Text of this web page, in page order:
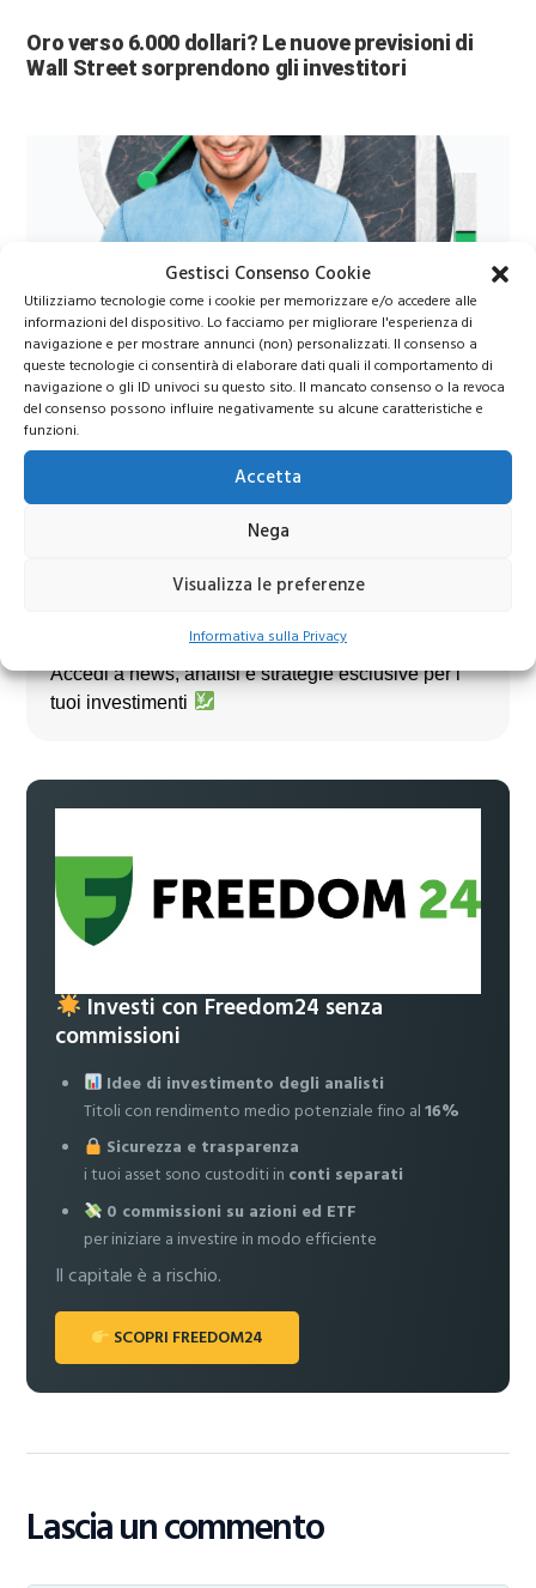
Gestisci Consenso Cookie
Utilizziamo tecnologie come i cookie per memorizzare e/o accedere alle
informazioni del dispositivo. Lo facciamo per migliorare l'esperienza di
navigazione e per mostrare annunci (non) personalizzati. Il consenso a
queste tecnologie ci consentirà di elaborare dati quali il comportamento di
navigazione o gli ID univoci su questo sito. Il mancato consenso o la revoca
del consenso possono influire negativamente su alcune caratteristiche e
funzioni.
Accetta
Nega
Visualizza le preferenze
Informativa sulla Privacy
Oro verso 6.000 dollari? Le nuove previsioni di
Wall Street sorprendono gli investitori
Azioni Bance Europee
Azioni banche europee da mettere nel mirino nei
prossimi mesi
Unisciti al nostro canale Telegram!
Accedi a news, analisi e strategie esclusive per i
tuoi investimenti
Investi con Freedom24 senza
commissioni
Idee di investimento degli analisti
Titoli con rendimento medio potenziale fino al16%
Sicurezza e trasparenza
i tuoi asset sono custoditi in conti separati
0 commissioni su azioni ed ETF
per iniziare a investire in modo efficiente
Il capitale è a rischio.
SCOPRI FREEDOM24
Lascia un commento